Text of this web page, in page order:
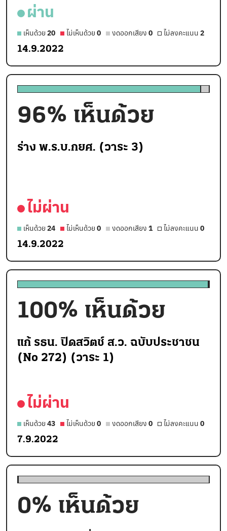
ผ่าน
เห็นด้วย 20 ไม่เห็นด้วย 0 งดออกเสียง 0 ไม่ลงคะแนน 2
14.9.2022
96% เห็นด้วย
ร่าง พ.ร.บ.กยศ. (วาระ 3)
ไม่ผ่าน
เห็นด้วย 24 ไม่เห็นด้วย 0 งดออกเสียง 1 ไม่ลงคะแนน 0
14.9.2022
100% เห็นด้วย
แก้ รธน. ปิดสวิตช์ ส.ว. ฉบับประชาชน
(No 272) (วาระ 1)
ไม่ผ่าน
เห็นด้วย 43 ไม่เห็นด้วย 0 งดออกเสียง 0 ไม่ลงคะแนน 0
7.9.2022
0% เห็นด้วย